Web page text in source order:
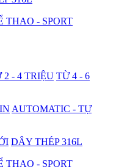
THAO - SPORT
2 - 4 TRIỆU TỪ 4 - 6
AUTOMATIC - TỰ
DÂY THÉP 316L
THAO - SPORT